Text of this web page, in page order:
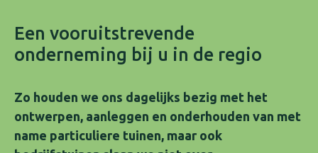
Een vooruitstrevende
onderneming bij u in de regio
Zo houden we ons dagelijks bezig met het
ontwerpen, aanleggen en onderhouden van met
name particuliere tuinen, maar ook